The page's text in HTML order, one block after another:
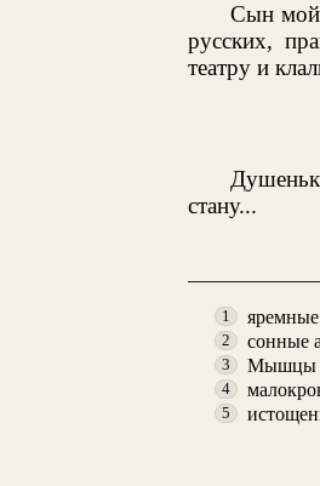
Сын
русских,
театру и
стану...
1
2 сонные
3 Мышцы
4
5